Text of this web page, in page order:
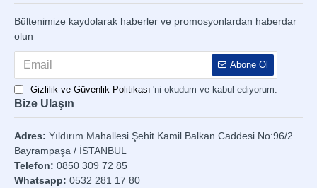
Bültenimize kaydolarak haberler ve promosyonlardan haberdar
olun
Abone Ol
Gizlilik ve Güvenlik Politikası 'ni okudum ve kabul ediyorum.
Bize Ulaşın
Adres: Yıldırım Mahallesi Şehit Kamil Balkan Caddesi No:96/2
Bayrampaşa / İSTANBUL
Telefon: 0850 309 72 85
Whatsapp: 0532 281 17 80